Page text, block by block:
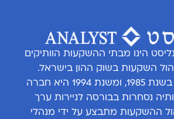
הינו מבתי ההשקעות הוותיקים
השקעות בשוק ההון בישראל.
'אנליסט' נוסדה בשנת 1985, ומשנת 1994 היא חברה
נסחרות בבורסה לניירות ערך
ההשקעות מתבצע על ידי מנהלי